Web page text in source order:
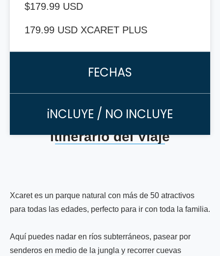
FECHAS
iNCLUYE / NO INCLUYE
$179.99 USD
179.99 USD XCARET PLUS
Itinerario del Viaje
Xcaret es un parque natural con más de 50 atractivos
para todas las edades, perfecto para ir con toda la familia.
Aquí puedes nadar en ríos subterráneos, pasear por
senderos en medio de la jungla y recorrer cuevas